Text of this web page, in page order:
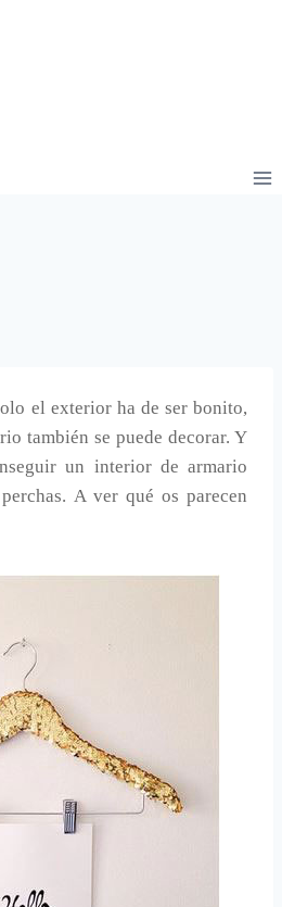
el exterior ha de ser bonito,
también se puede decorar. Y
un interior de armario
A ver qué os parecen